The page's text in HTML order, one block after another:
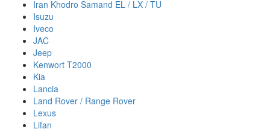
Iran Khodro Samand EL / LX / TU
Isuzu
Iveco
JAC
Jeep
Kenwort T2000
Kia
Lancia
Land Rover / Range Rover
Lexus
Lifan